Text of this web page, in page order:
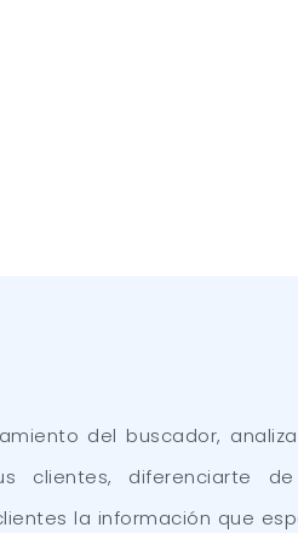
del buscador,
clientes, diferenciarte
la información que